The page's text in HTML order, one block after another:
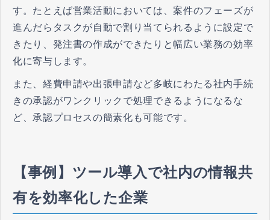
す。たとえば営業活動においては、案件のフェーズが
進んだらタスクが自動で割り当てられるように設定で
きたり、発注書の作成ができたりと幅広い業務の効率
化に寄与します。
また、経費申請や出張申請など多岐にわたる社内手続
きの承認がワンクリックで処理できるようになるな
ど、承認プロセスの簡素化も可能です。
【事例】ツール導入で社内の情報共
有を効率化した企業